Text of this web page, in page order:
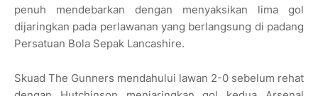
penuh mendebarkan dengan menyaksikan lima gol
dijaringkan pada perlawanan yang berlangsung di padang
Persatuan Bola Sepak Lancashire.
Skuad The Gunners mendahului lawan 2-0 sebelum rehat